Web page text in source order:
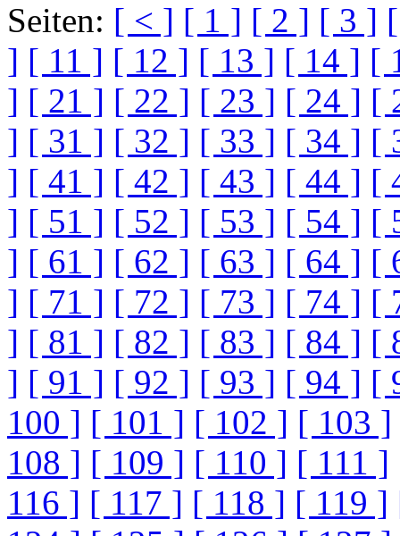
Seiten: [ < ] [ 1 ] [ 2 ] [ 3 ]
] [ 11 ] [ 12 ] [ 13 ] [ 14 ] [
] [ 21 ] [ 22 ] [ 23 ] [ 24 ] [
] [ 31 ] [ 32 ] [ 33 ] [ 34 ] [
] [ 41 ] [ 42 ] [ 43 ] [ 44 ] [
] [ 51 ] [ 52 ] [ 53 ] [ 54 ] [
] [ 61 ] [ 62 ] [ 63 ] [ 64 ] [
] [ 71 ] [ 72 ] [ 73 ] [ 74 ] [
] [ 81 ] [ 82 ] [ 83 ] [ 84 ] [
] [ 91 ] [ 92 ] [ 93 ] [ 94 ] [
100 ] [ 101 ] [ 102 ] [ 103 ]
108 ] [ 109 ] [ 110 ] [ 111 ]
116 ] [ 117 ] [ 118 ] [ 119 ]